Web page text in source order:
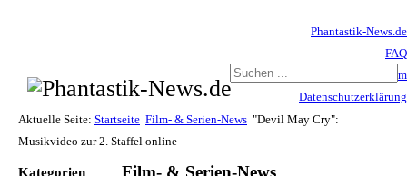
Phantastik-News.de
FAQ
Impressum
Datenschutzerklärung
Haftungsausschluss
Aktuelle Seite: Startseite Film- & Serien-News "Devil May Cry":
Musikvideo zur 2. Staffel online
Kategorien
Film- & Serien-News